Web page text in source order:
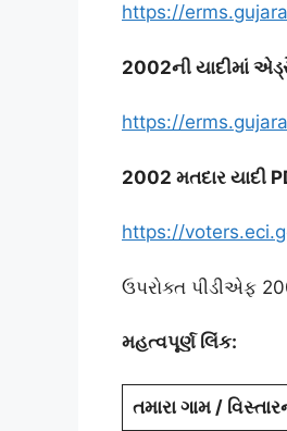
https://
2002ની યાદીમાં
https://
2002 મતદાર યાદી
https://
ઉપરોક્ત પીડીએફ
મહત્વપૂર્ણ લિંક:
તમારા ગામ /